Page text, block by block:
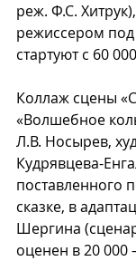
реж. Ф.С.
режиссером под
стартуют с 60
Коллаж сцены
«Волшебное
Л.В. Носырев,
Кудрявцева-
поставленного
сказке, в
Шергина
оценен в 20 000